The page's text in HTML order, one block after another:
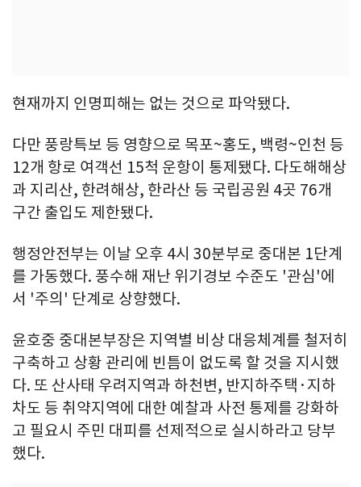
현재까지 인명피해는 없는 것으로 파악됐다.
다만 풍랑특보 등 영향으로 목포~홍도, 백령~인천 등
12개 항로 여객선 15척 운항이 통제됐다. 다도해해상
과 지리산, 한려해상, 한라산 등 국립공원 4곳 76개
구간 출입도 제한됐다.
행정안전부는 이날 오후 4시 30분부로 중대본 1단계
를 가동했다. 풍수해 재난 위기경보 수준도 '관심'에
서 '주의' 단계로 상향했다.
윤호중 중대본부장은 지역별 비상 대응체계를 철저히
구축하고 상황 관리에 빈틈이 없도록 할 것을 지시했
다. 또 산사태 우려지역과 하천변, 반지하주택·지하
차도 등 취약지역에 대한 예찰과 사전 통제를 강화하
고 필요시 주민 대피를 선제적으로 실시하라고 당부
했다.